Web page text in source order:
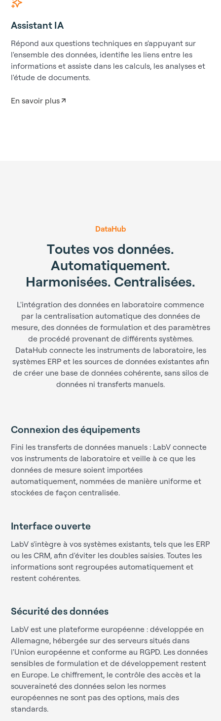
Assistant IA
Répond aux questions techniques en s'appuyant sur
l'ensemble des données, identifie les liens entre les
informations et assiste dans les calculs, les analyses et
l'étude de documents.
En savoir plus
DataHub
Toutes vos données.
Automatiquement.
Harmonisées. Centralisées.
L'intégration des données en laboratoire commence
par la centralisation automatique des données de
mesure, des données de formulation et des paramètres
de procédé provenant de différents systèmes.
DataHub connecte les instruments de laboratoire, les
systèmes ERP et les sources de données existantes afin
de créer une base de données cohérente, sans silos de
données ni transferts manuels.
Connexion des équipements
Fini les transferts de données manuels : LabV connecte
vos instruments de laboratoire et veille à ce que les
données de mesure soient importées
automatiquement, nommées de manière uniforme et
stockées de façon centralisée.
Interface ouverte
LabV s'intègre à vos systèmes existants, tels que les ERP
ou les CRM, afin d'éviter les doubles saisies. Toutes les
informations sont regroupées automatiquement et
restent cohérentes.
Sécurité des données
LabV est une plateforme européenne : développée en
Allemagne, hébergée sur des serveurs situés dans
l'Union européenne et conforme au RGPD. Les données
sensibles de formulation et de développement restent
en Europe. Le chiffrement, le contrôle des accès et la
souveraineté des données selon les normes
européennes ne sont pas des options, mais des
standards.